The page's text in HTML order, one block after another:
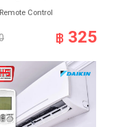
Control
฿ 325